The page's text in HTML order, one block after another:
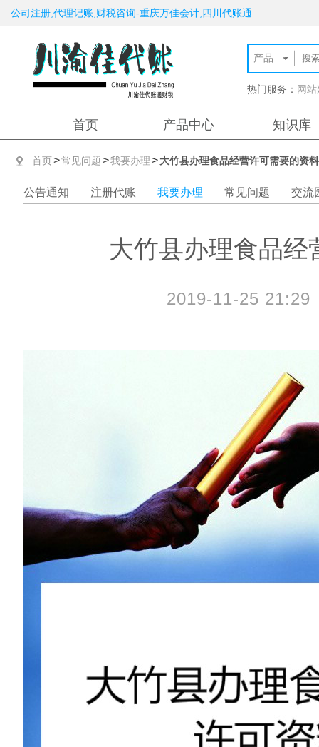
公司注册,代理记账,财税咨询-重庆万佳会计,四川代账通
热门服务： 网
首页 产品中心 知识库
首页>常见问题>我要办理> 大竹县办理食品经营许可需要的资料
公告通知 注册代账 我要办理 常见问题 交流
大竹县办理食品经
2019-11-25 21:29